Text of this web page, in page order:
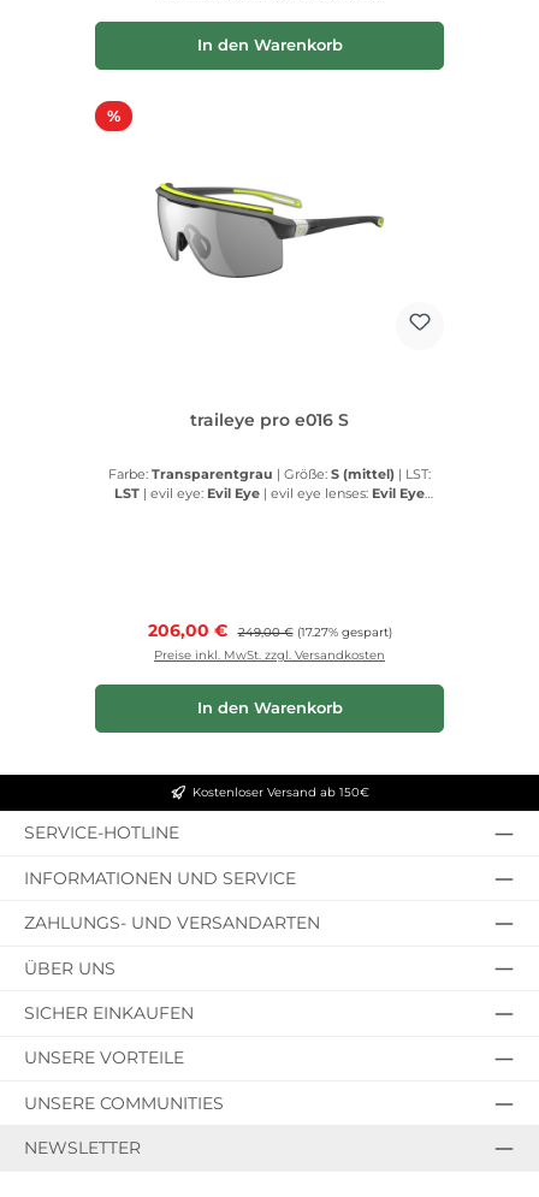
In den Warenkorb
%Rabatt
traileye pro e016 S
Farbe: Transparentgrau | Größe: S (mittel) | LST:
LST | evil eye: Evil Eye | evil eye lenses: Evil Eye
Verkaufspreis:
206,00 € Regulärer Preis:
249,00 € (17.27% gespart)
Preise inkl. MwSt. zzgl. Versandkosten
In den Warenkorb
Kostenloser Versand ab 150€
SERVICE-HOTLINE
INFORMATIONEN UND SERVICE
ZAHLUNGS- UND VERSANDARTEN
ÜBER UNS
SICHER EINKAUFEN
UNSERE VORTEILE
UNSERE COMMUNITIES
NEWSLETTER